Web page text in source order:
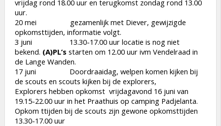
vrijdag rond 18.00 uur en terugkomst zondag rond 13.00
uur.
20 mei gezamenlijk met Diever, gewijzigde
opkomsttijden, informatie volgt.
3 juni 13.30-17.00 uur locatie is nog niet
bekend. (A)PL’s starten om 12.00 uur ivm Vendelraad in
de Lange Wanden.
17 juni Doordraaidag, welpen komen kijken bij
de scouts en scouts kijken bij de explorers,
Explorers hebben opkomst vrijdagavond 16 juni van
19.15-22.00 uur in het Praathuis op camping Padjelanta.
Opkom ttijden bij de scouts zijn gewone opkomsttijden
13.30-17.00 uur